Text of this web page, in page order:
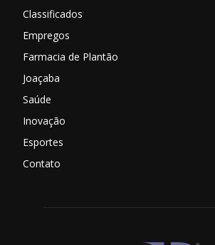
Classificados
Empregos
Farmacia de Plantão
Joaçaba
Saúde
Inovação
Esportes
Contato